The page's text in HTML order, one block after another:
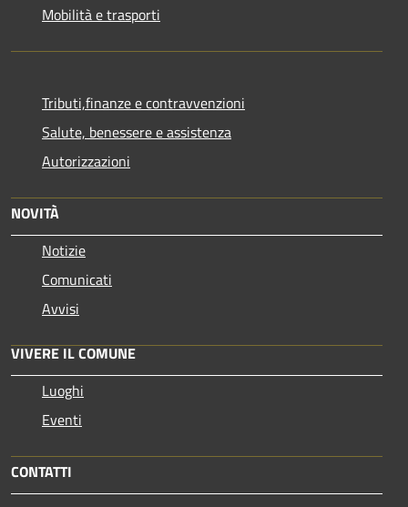
Mobilità e trasporti
Tributi,finanze e contravvenzioni
Salute, benessere e assistenza
Autorizzazioni
NOVITÀ
Notizie
Comunicati
Avvisi
VIVERE IL COMUNE
Luoghi
Eventi
CONTATTI